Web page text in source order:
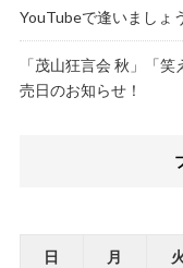
YouTubeで逢いましょ
「茂山狂言会 秋」「
売日のお知らせ！
日
月